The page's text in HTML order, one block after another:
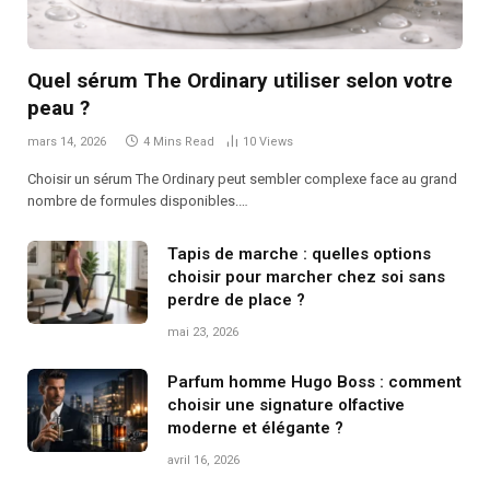
Quel sérum The Ordinary utiliser selon votre
peau ?
mars 14, 2026 4 Mins Read 10 Views
Choisir un sérum The Ordinary peut sembler complexe face au grand
nombre de formules disponibles.…
Tapis de marche : quelles options
choisir pour marcher chez soi sans
perdre de place ?
mai 23, 2026
Parfum homme Hugo Boss : comment
choisir une signature olfactive
moderne et élégante ?
avril 16, 2026